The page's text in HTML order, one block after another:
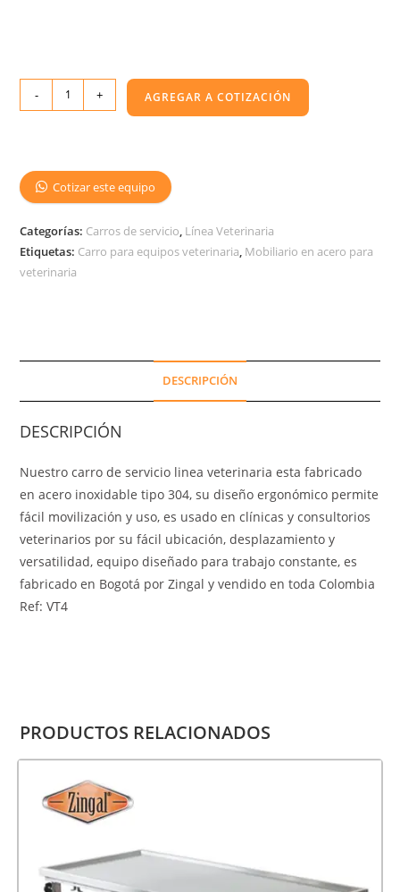
- + AGREGAR A COTIZACIÓN
Cotizar este equipo
Categorías: Carros de servicio Línea Veterinaria
Etiquetas: Carro para equipos veterinaria Mobiliario en acero para
veterinaria
DESCRIPCIÓN
DESCRIPCIÓN
Nuestro carro de servicio linea veterinaria esta fabricado
en acero inoxidable tipo 304, su diseño ergonómico permite
fácil movilización y uso, es usado en clínicas y consultorios
veterinarios por su fácil ubicación, desplazamiento y
versatilidad, equipo diseñado para trabajo constante, es
fabricado en Bogotá por Zingal y vendido en toda Colombia
Ref: VT4
PRODUCTOS RELACIONADOS